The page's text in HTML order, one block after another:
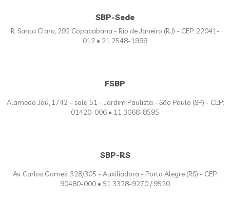
SBP-Sede
R. Santa Clara, 292 Copacabana - Rio de Janeiro (RJ) - CEP: 22041-
012 • 21 2548-1999
FSBP
Alameda Jaú, 1742 – sala 51 - Jardim Paulista - São Paulo (SP) - CEP:
01420-006 • 11 3068-8595
SBP-RS
Av. Carlos Gomes, 328/305 - Auxiliadora - Porto Alegre (RS) - CEP:
90480-000 • 51 3328-9270 / 9520